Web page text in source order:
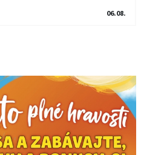
06.08.